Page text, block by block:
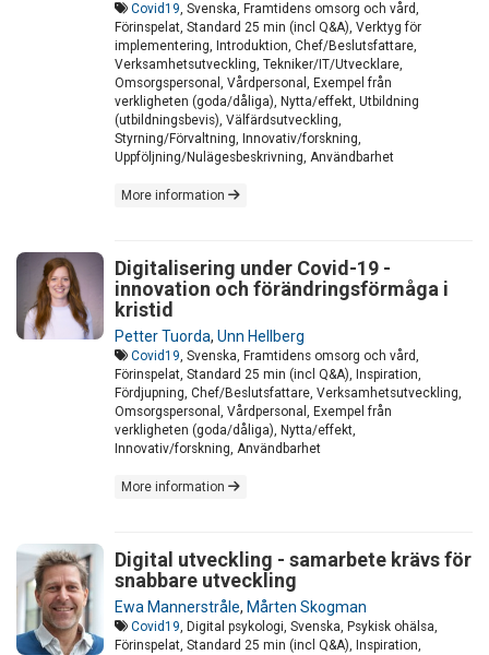
Covid19, Svenska, Framtidens omsorg och vård,
Förinspelat, Standard 25 min (incl Q&A), Verktyg för
implementering, Introduktion, Chef/Beslutsfattare,
Verksamhetsutveckling, Tekniker/IT/Utvecklare,
Omsorgspersonal, Vårdpersonal, Exempel från
verkligheten (goda/dåliga), Nytta/effekt, Utbildning
(utbildningsbevis), Välfärdsutveckling,
Styrning/Förvaltning, Innovativ/forskning,
Uppföljning/Nulägesbeskrivning, Användbarhet
More information
Digitalisering under Covid-19 -
innovation och förändringsförmåga i
kristid
Petter Tuorda, Unn Hellberg
Covid19, Svenska, Framtidens omsorg och vård,
Förinspelat, Standard 25 min (incl Q&A), Inspiration,
Fördjupning, Chef/Beslutsfattare, Verksamhetsutveckling,
Omsorgspersonal, Vårdpersonal, Exempel från
verkligheten (goda/dåliga), Nytta/effekt,
Innovativ/forskning, Användbarhet
More information
Digital utveckling - samarbete krävs för
snabbare utveckling
Ewa Mannerstråle, Mårten Skogman
Covid19, Digital psykologi, Svenska, Psykisk ohälsa,
Förinspelat, Standard 25 min (incl Q&A), Inspiration,